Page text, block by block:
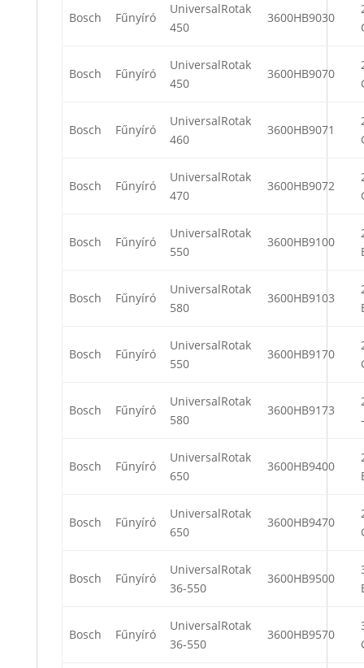
Bosch Fűnyíró
UniversalRotak
450
3600HB9030
Bosch Fűnyíró
UniversalRotak
450
3600HB9070
Bosch Fűnyíró
UniversalRotak
460
3600HB9071
Bosch Fűnyíró
UniversalRotak
470
3600HB9072
Bosch Fűnyíró
UniversalRotak
550
3600HB9100
Bosch Fűnyíró
UniversalRotak
580
3600HB9103
Bosch Fűnyíró
UniversalRotak
550
3600HB9170
Bosch Fűnyíró
UniversalRotak
580
3600HB9173
Bosch Fűnyíró
UniversalRotak
650
3600HB9400
Bosch Fűnyíró
UniversalRotak
650
3600HB9470
Bosch Fűnyíró
UniversalRotak
36-550
3600HB9500
Bosch Fűnyíró
UniversalRotak
36-550
3600HB9570